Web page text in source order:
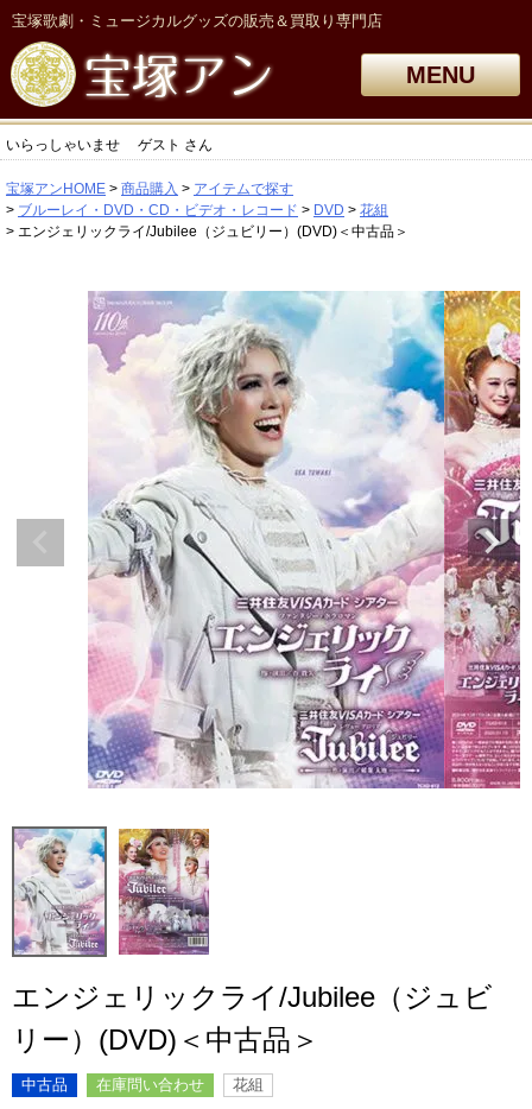
宝塚歌劇・ミュージカルグッズの販売＆買取り専門店
MENU
いらっしゃいませ ゲスト さん
宝塚アンHOME 商品購入
アイテムで探す
ブルーレイ・DVD・CD・ビデオ・レコード
DVD
花組
エンジェリックライ/Jubilee（ジュビリー）(DVD)＜中古品＞
エンジェリックライ/Jubilee（ジュビ
リー）(DVD)＜中古品＞
中古品 在庫問い合わせ 花組